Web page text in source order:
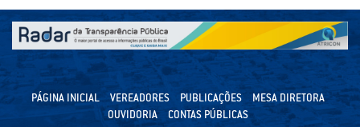
PÁGINA INICIAL VEREADORES PUBLICAÇÕES
MESA DIRETORA
OUVIDORIA
CONTAS PÚBLICAS